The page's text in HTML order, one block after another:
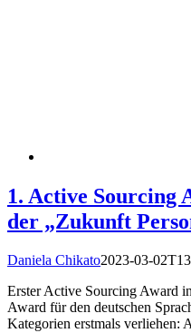
1. Active Sourcing
der „Zukunft
Daniela Chikato2023-03-
Erster Active Sourcing Award
Award für den deutschen
Kategorien erstmals verliehen: